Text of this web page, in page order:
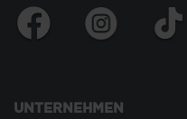
UNTERNEHMEN